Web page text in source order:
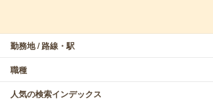
勤務地 / 路線・駅
職種
人気の検索インデックス